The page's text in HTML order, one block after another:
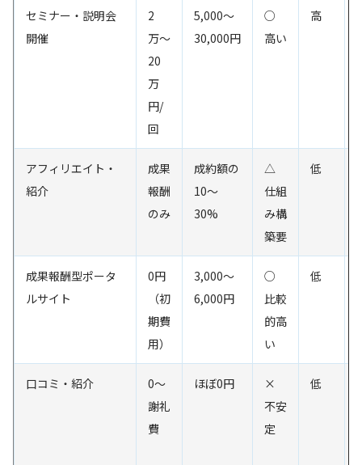
セミナー・説明会
開催
2
万〜
20
万
円/
回
5,000〜
30,000円
○
高い
高
アフィリエイト・
紹介
成果
報酬
のみ
成約額の
10〜
30%
△
仕組
み構
築要
低
成果報酬型ポータ
ルサイト
0円
（初
期費
用）
3,000〜
6,000円
○
比較
的高
い
低
口コミ・紹介
0〜
謝礼
費
ほぼ0円
×
不安
定
低